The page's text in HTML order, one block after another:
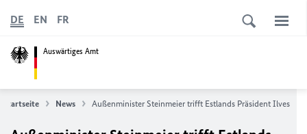
Auswärtiges Amt
DE EN FR
Startseite News Außenminister Steinmeier trifft Estlands Präsident Ilves